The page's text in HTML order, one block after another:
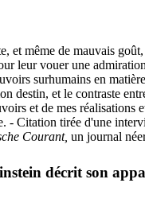
et même de mauvais
leur vouer une
surhumains en
destin, et le contraste
et de mes réalisations
- Citation tirée d'une
Courant, un journal
décrit son